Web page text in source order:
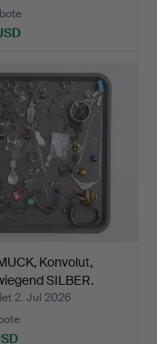
Konvolut,
SILBER.
2. Jul 2026